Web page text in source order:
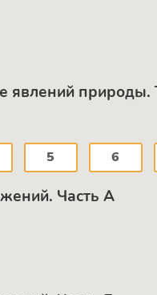
явлений природы.
5 6
Часть А